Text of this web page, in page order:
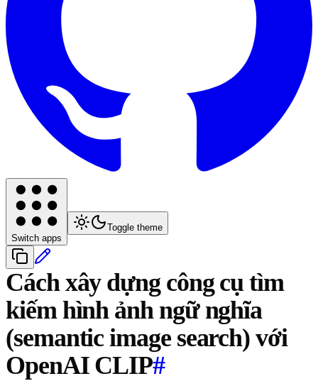
Switch apps
Toggle theme
Cách xây dựng công cụ tìm
kiếm hình ảnh ngữ nghĩa
(semantic image search) với
OpenAI CLIP#